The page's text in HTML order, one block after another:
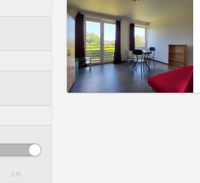
人均
实用信息
租金:620 €
水电费:150 €
租期:12个月
住房登记: